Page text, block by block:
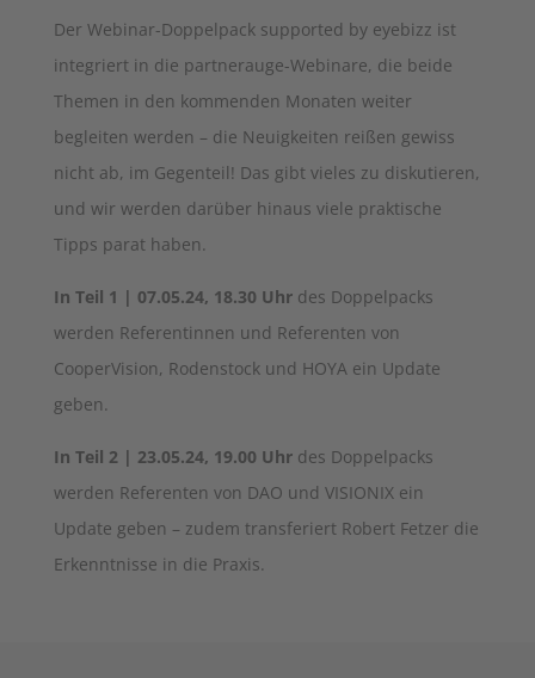
Der Webinar-Doppelpack supported by eyebizz ist
integriert in die partnerauge-Webinare, die beide
Themen in den kommenden Monaten weiter
begleiten werden – die Neuigkeiten reißen gewiss
nicht ab, im Gegenteil! Das gibt vieles zu diskutieren,
und wir werden darüber hinaus viele praktische
Tipps parat haben.
In Teil 1 | 07.05.24, 18.30 Uhrdes Doppelpacks
werden Referentinnen und Referenten von
CooperVision, Rodenstock und HOYA ein Update
geben.
In Teil 2 | 23.05.24, 19.00 Uhrdes Doppelpacks
werden Referenten von DAO und VISIONIX ein
Update geben – zudem transferiert Robert Fetzer die
Erkenntnisse in die Praxis.